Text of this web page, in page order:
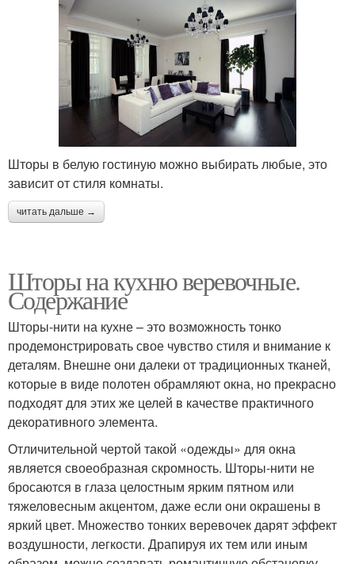
Шторы в белую гостиную можно выбирать любые, это
зависит от стиля комнаты.
читать дальше →
Шторы на кухню веревочные.
Содержание
Шторы-нити на кухне – это возможность тонко
продемонстрировать свое чувство стиля и внимание к
деталям. Внешне они далеки от традиционных тканей,
которые в виде полотен обрамляют окна, но прекрасно
подходят для этих же целей в качестве практичного
декоративного элемента.
Отличительной чертой такой «одежды» для окна
является своеобразная скромность. Шторы-нити не
бросаются в глаза целостным ярким пятном или
тяжеловесным акцентом, даже если они окрашены в
яркий цвет. Множество тонких веревочек дарят эффект
воздушности, легкости. Драпируя их тем или иным